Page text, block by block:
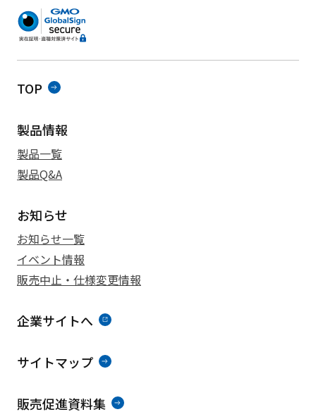
TOP
製品情報
製品一覧
製品Q&A
お知らせ
お知らせ一覧
イベント情報
販売中止・仕様変更情報
企業サイトへ
サイトマップ
販売促進資料集